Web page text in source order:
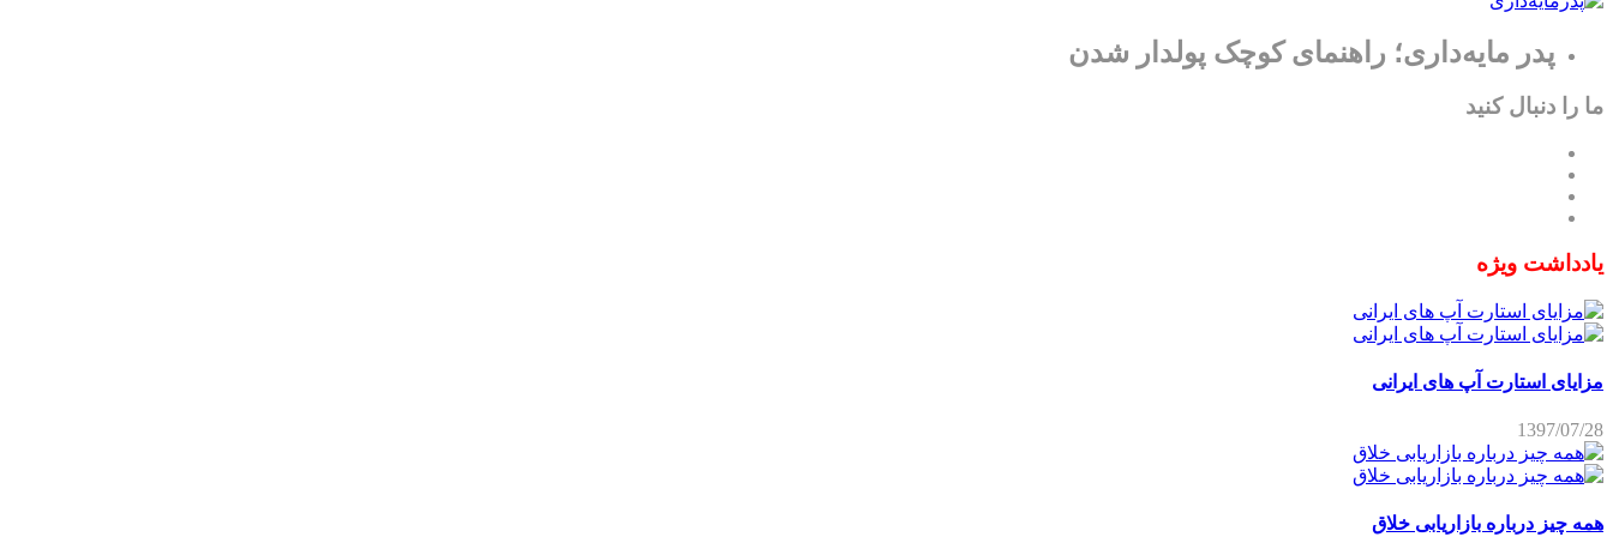
پدر مایه‌داری؛ راهنمای کوچک پولدار شدن
ما را دنبال کنید
یادداشت ویژه
مزایای استارت آپ های ایرانی
1397/07/28
همه چیز درباره بازاریابی خلاق